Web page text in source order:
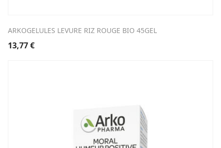
ARKOGELULES LEVURE RIZ ROUGE BIO 45GEL
13,77€